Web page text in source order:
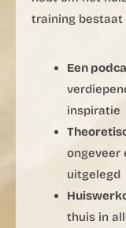
training bestaat
Een
inspiratie
ongeveer
uitgelegd
thuis in